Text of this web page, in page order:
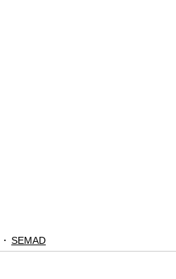
SEMAD